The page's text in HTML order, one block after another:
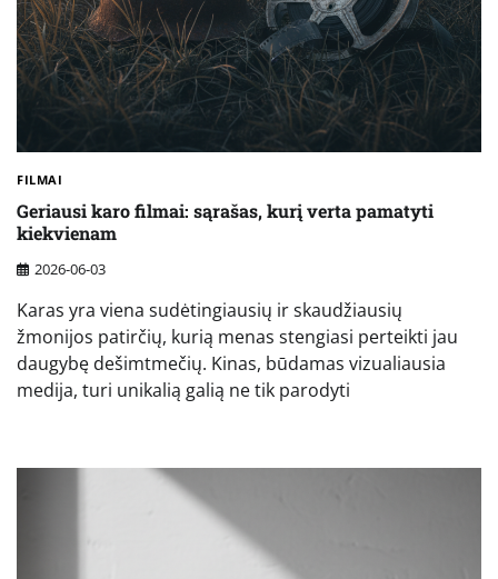
FILMAI
Geriausi karo filmai: sąrašas, kurį verta pamatyti
kiekvienam
2026-06-03
Karas yra viena sudėtingiausių ir skaudžiausių
žmonijos patirčių, kurią menas stengiasi perteikti jau
daugybę dešimtmečių. Kinas, būdamas vizualiausia
medija, turi unikalią galią ne tik parodyti